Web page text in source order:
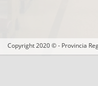
Copyright 2020 © - Provincia